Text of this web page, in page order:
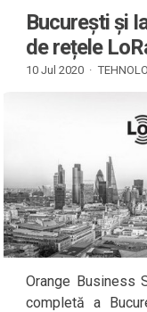
București și
de rețele
10 Jul 2020 ·
Orange Business
completă a